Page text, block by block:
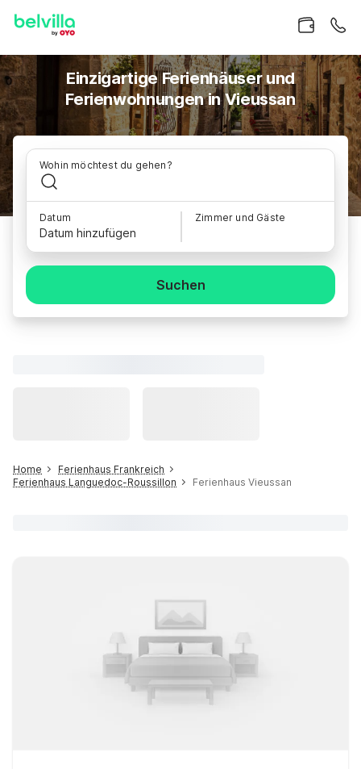
Einzigartige Ferienhäuser und
Ferienwohnungen in Vieussan
Wohin möchtest du gehen?
Datum
Datum hinzufügen
Zimmer und Gäste
Suchen
Home
Ferienhaus Frankreich
Ferienhaus Languedoc-Roussillon
Ferienhaus Vieussan